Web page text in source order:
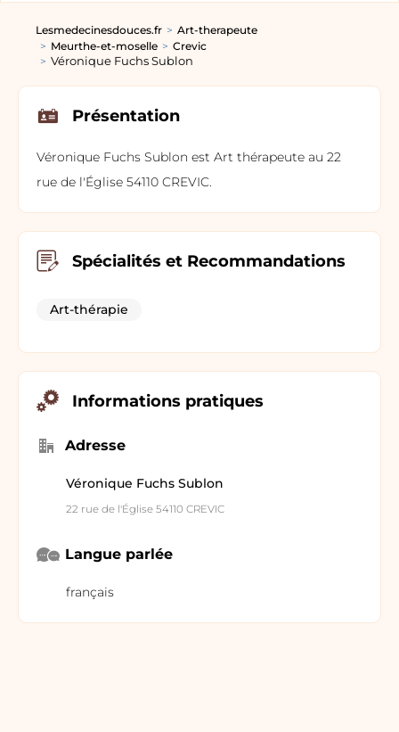
Lesmedecinesdouces.fr
Art-therapeute
Meurthe-et-moselle
Crevic
Véronique Fuchs Sublon
Présentation
Véronique Fuchs Sublon est Art thérapeute au 22
rue de l'Église 54110 CREVIC.
Spécialités et Recommandations
Art-thérapie
Informations pratiques
Adresse
Véronique Fuchs Sublon
22 rue de l'Église 54110 CREVIC
Langue parlée
français